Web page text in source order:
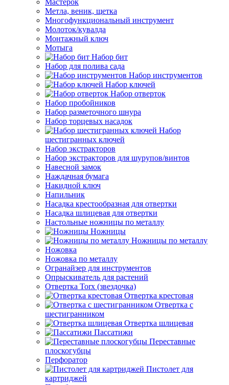
Мастерок
Метла, веник, щетка
Многофункциональный инструмент
Молоток/кувалда
Монтажный ключ
Мотыга
Набор бит
Набор для полива сада
Набор инструментов
Набор ключей
Набор отверток
Набор пробойников
Набор разметочного шнура
Набор торцевых насадок
Набор
шестигранных ключей
Набор экстракторов
Набор экстракторов для шурупов/винтов
Навесной замок
Наждачная бумага
Накидной ключ
Напильник
Насадка крестообразная для отвертки
Насадка шлицевая для отвертки
Настольные ножницы по металлу
Ножницы
Ножницы по металлу
Ножовка
Ножовка по металлу
Огранайзер для инструментов
Опрыскиватель для растений
Отвертка Torx (звездочка)
Отвертка крестовая
Отвертка с
шестигранником
Отвертка шлицевая
Пассатижи
Переставные
плоскогубцы
Перфоратор
Пистолет для
картриджей